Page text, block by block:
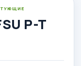
P-T